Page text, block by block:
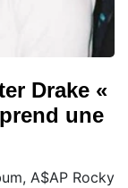
Drake «
une
A$AP Rocky